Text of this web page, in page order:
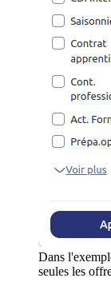
Dans
seules les